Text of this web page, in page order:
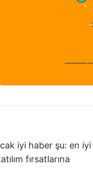
iyi haber şu: en iyi
fırsatlarına